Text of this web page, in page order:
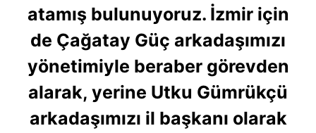
atamış bulunuyoruz. İzmir için
de Çağatay Güç arkadaşımızı
yönetimiyle beraber görevden
alarak, yerine Utku Gümrükçü
arkadaşımızı il başkanı olarak